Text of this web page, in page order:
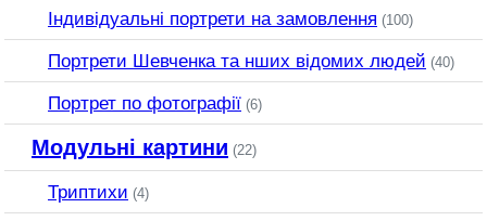
Індивідуальні портрети на замовлення (100)
Портрети Шевченка та нших відомих людей (40)
Портрет по фотографії (6)
Модульні картини (22)
Триптихи (4)